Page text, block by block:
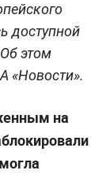
доступной
этом
«Новости».
на